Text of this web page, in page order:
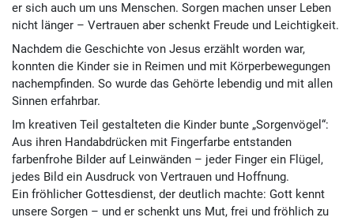
er sich auch um uns Menschen. Sorgen machen unser Leben
nicht länger – Vertrauen aber schenkt Freude und Leichtigkeit.
Nachdem die Geschichte von Jesus erzählt worden war,
konnten die Kinder sie in Reimen und mit Körperbewegungen
nachempfinden. So wurde das Gehörte lebendig und mit allen
Sinnen erfahrbar.
Im kreativen Teil gestalteten die Kinder bunte „Sorgenvögel“:
Aus ihren Handabdrücken mit Fingerfarbe entstanden
farbenfrohe Bilder auf Leinwänden – jeder Finger ein Flügel,
jedes Bild ein Ausdruck von Vertrauen und Hoffnung.
Ein fröhlicher Gottesdienst, der deutlich machte: Gott kennt
unsere Sorgen – und er schenkt uns Mut, frei und fröhlich zu